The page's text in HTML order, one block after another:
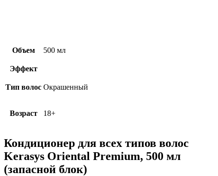
Объем 500 мл
Эффект
Тип волос Окрашенный
Возраст 18+
Кондиционер для всех типов волос
Kerasys Oriental Premium, 500 мл
(запасной блок)